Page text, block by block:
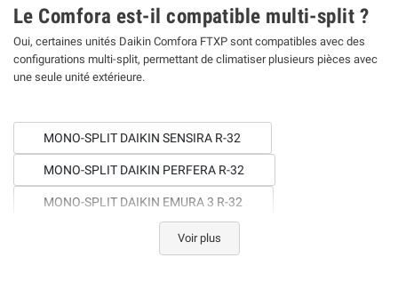
Le Comfora est-il compatible multi-split ?
Oui, certaines unités Daikin Comfora FTXP sont compatibles avec des
configurations multi-split, permettant de climatiser plusieurs pièces avec
une seule unité extérieure.
MONO-SPLIT DAIKIN SENSIRA R-32
MONO-SPLIT DAIKIN PERFERA R-32
MONO-SPLIT DAIKIN EMURA 3 R-32
MONO-SPLIT DAIKIN STYLISH R-32
Voir plus